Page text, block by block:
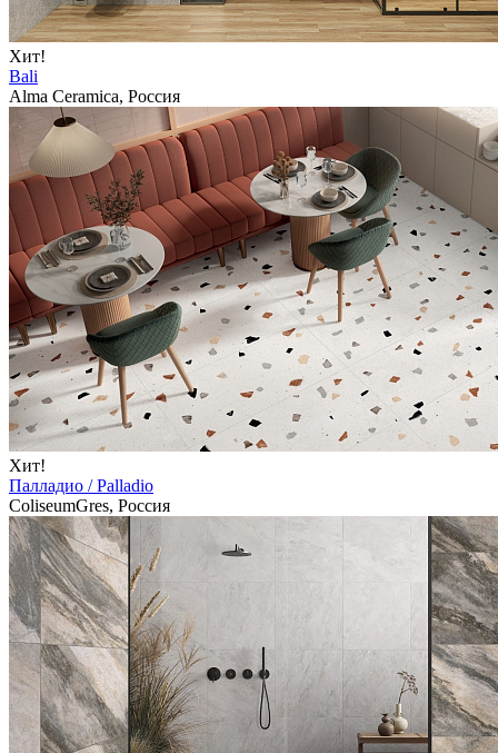
Хит!
Bali
Alma Ceramica, Россия
Хит!
Палладио / Palladio
ColiseumGres, Россия